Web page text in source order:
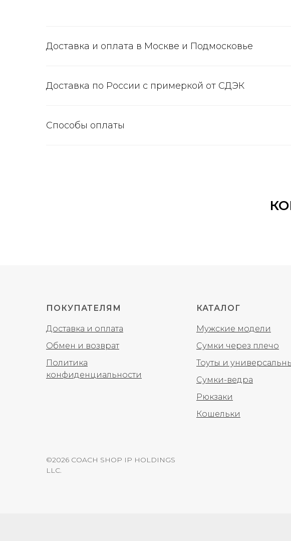
Доставка и оплата в Москве и Подмосковье
Доставка по России с примеркой от СДЭК
Способы оплаты
ПОКУПАТЕЛЯМ
Доставка и оплата
Обмен и возврат
Политика
конфиденциальности
КАТАЛОГ
Мужские модели
Сумки через плечо
Тоуты и
Сумки-ведра
Рюкзаки
Кошельки
©2026 COACH SHOP IP HOLDINGS
LLC.